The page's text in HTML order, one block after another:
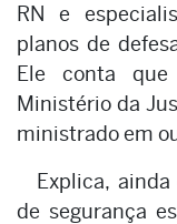
RN e
planos de
Ele conta
Ministério da
ministrado em
Explica,
de segurança